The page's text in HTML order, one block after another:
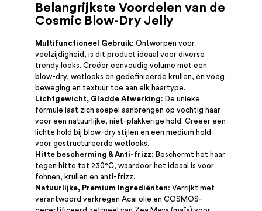
Belangrijkste Voordelen van de
Cosmic Blow-Dry Jelly
Multifunctioneel Gebruik: Ontworpen voor
veelzijdigheid, is dit product ideaal voor diverse
trendy looks. Creëer eenvoudig volume met een
blow-dry, wetlooks en gedefinieerde krullen, en voeg
beweging en textuur toe aan elk haartype.
Lichtgewicht, Gladde Afwerking: De unieke
formule laat zich soepel aanbrengen op vochtig haar
voor een natuurlijke, niet-plakkerige hold. Creëer een
lichte hold bij blow-dry stijlen en een medium hold
voor gestructureerde wetlooks.
Hitte bescherming & Anti-frizz: Beschermt het haar
tegen hitte tot 230°C, waardoor het ideaal is voor
föhnen, krullen en anti-frizz.
Natuurlijke, Premium Ingrediënten: Verrijkt met
verantwoord verkregen Acai olie en COSMOS-